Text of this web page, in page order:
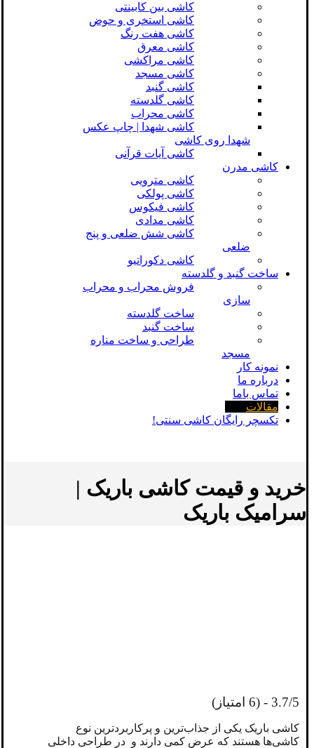
کاشی بین کابینتی
کاشی استخری و حوض
کاشی هفت رنگ
کاشی معرق
کاشی مراکشی
کاشی مسجد
کاشی گنبد
کاشی گلدسته
کاشی محراب
کاشی شهدا | چاپ عکس
شهدا روی کاشی
کاشی آیات قرآنی
کاشی مدرن
کاشی مترویی
کاشی پولکی
کاشی فیکوس
کاشی مدادی
کاشی شش ضلعی و پنج
ضلعی
کاشی دکوراتیو
ساخت گنبد و گلدسته
فروش محراب و محراب
سازی
ساخت گلدسته
ساخت گنبد
طراحی و ساخت مناره
مسجد
نمونه کار
درباره ما
تماس باما
مقالات
تکسچر رایگان کاشی سنتی!
خرید و قیمت کاشی باریک |
سرامیک باریک
3.7/5 - (6 امتیاز)
کاشی باریک یکی از جذاب‌ترین و پرکاربردترین نوع
کاشی‌ها هستند که عرض کمی دارند و در طراحی داخلی